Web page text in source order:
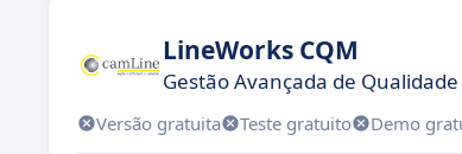
LineWorks CQM
Gestão Avançada de
Versão gratuita Teste gratuito Demo